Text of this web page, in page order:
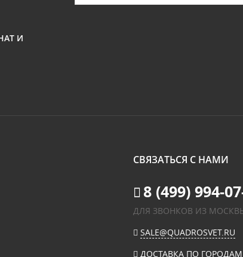
И
СВЯЗАТЬСЯ С НАМИ
8 (499) 994-
ДЛЯ ЗВОНКОВ ИЗ
SALE@QUADROSVET.RU
ДОСТАВКА ПО